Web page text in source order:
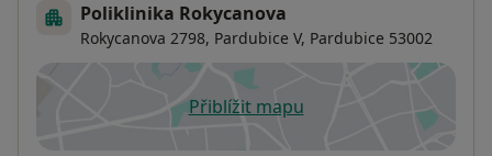
Poliklinika Rokycanova
Rokycanova 2798, Pardubice V, Pardubice 53002
Přiblížit mapuse otevře v nové záložce